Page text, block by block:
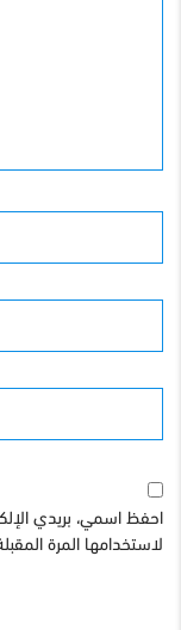
احفظ اسمي، بريدي
لاستخدامها المرة